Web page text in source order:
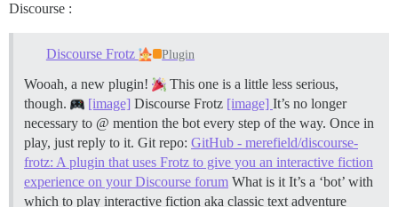
Discourse :
Discourse Frotz Plugin
Wooah, a new plugin!
This one is a little less serious,
though.
[image] Discourse Frotz [image] It’s no longer
necessary to @ mention the bot every step of the way. Once in
play, just reply to it. Git repo: GitHub - merefield/discourse-
frotz: A plugin that uses Frotz to give you an interactive fiction
experience on your Discourse forum What is it It’s a ‘bot’ with
which to play interactive fiction aka classic text adventure